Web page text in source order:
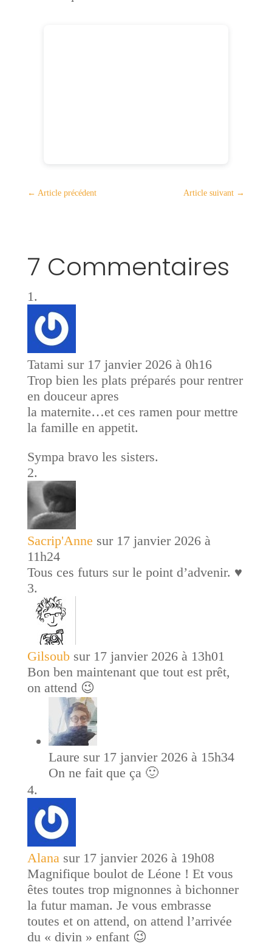
← Article précédent Article suivant →
7 Commentaires
Tatami sur 17 janvier 2026 à 0h16
Trop bien les plats préparés pour rentrer
en douceur apres
la maternite…et ces ramen pour mettre
la famille en appetit.
Sympa bravo les sisters.
Sacrip'Anne sur 17 janvier 2026 à
11h24
Tous ces futurs sur le point d’advenir. ♥️
Gilsoub sur 17 janvier 2026 à 13h01
Bon ben maintenant que tout est prêt,
on attend 😉
Laure sur 17 janvier 2026 à 15h34
On ne fait que ça 🙂
Alana sur 17 janvier 2026 à 19h08
Magnifique boulot de Léone ! Et vous
êtes toutes trop mignonnes à bichonner
la futur maman. Je vous embrasse
toutes et on attend, on attend l’arrivée
du « divin » enfant 😉